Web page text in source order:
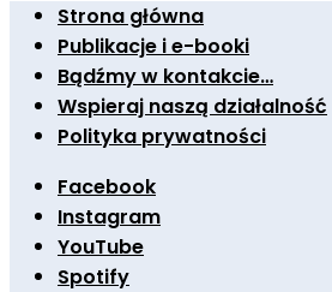
Strona główna
Publikacje i e-booki
Bądźmy w kontakcie…
Wspieraj naszą działalność
Polityka prywatności
Facebook
Instagram
YouTube
Spotify